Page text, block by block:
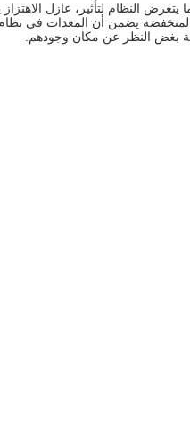
النظام لتأثير، عازل
يضمن أن المعدات في
بغض النظر عن مكان وجودهم.